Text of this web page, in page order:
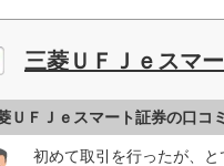
三菱ＵＦＪｅスマ
ＵＦＪｅスマート証券の口コ
初めて取引を行ったが、